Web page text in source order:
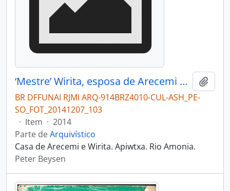
‘Mestre’ Wirita, esposa de Arecemi aplicando um desenho ‘de antigamente’ no rosto de Yara.
BR DFFUNAI RJMI ARQ-914BRZ4010-CUL-ASH_PE-
SO_FOT_20141207_103
· Item · 2014
Parte deArquivístico
Casa de Arecemi e Wirita. Apiwtxa. Rio Amonia.
Peter Beysen